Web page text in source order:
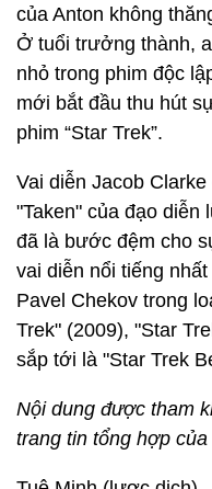
của Anton không
Ở tuổi trưởng thành,
nhỏ trong phim độc
mới bắt đầu thu hút
phim “Star Trek”.
Vai diễn Jacob
"Taken" của đạo diễn
đã là bước đệm cho
vai diễn nổi tiếng
Pavel Chekov trong
Trek" (2009), "Star
sắp tới là "Star Trek
Nội dung được tham
trang tin tổng hợp